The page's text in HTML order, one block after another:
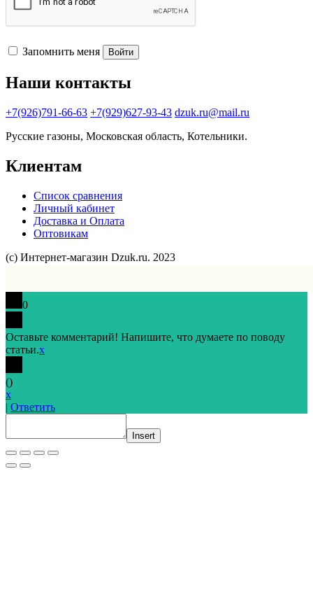
Запомнить меня Войти
Наши контакты
+7(926)791-66-63 +7(929)627-93-43 dzuk.ru@mail.ru
Русские газоны, Московская область, Котельники.
Клиентам
Список сравнения
Личный кабинет
Доставка и Оплата
Оптовикам
(с) Интернет-магазин Dzuk.ru. 2023
0
Оставьте комментарий! Напишите, что думаете по поводу
статьи.x
()
x
| Ответить
Insert